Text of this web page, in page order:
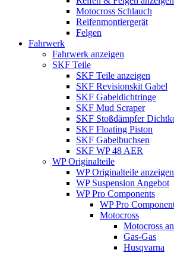
Motocross Schlauch
Reifenmontiergerät
Felgen
Fahrwerk
Fahrwerk anzeigen
SKF Teile
SKF Teile anzeigen
SKF Revisionskit Gabel
SKF Gabeldichtringe
SKF Mud Scraper
SKF Stoßdämpfer
SKF Floating Piston
SKF Gabelbuchsen
SKF WP 48 AER
WP Originalteile
WP Originalteile anzeigen
WP Suspension Angebot
WP Pro Components
WP Pro
Motocross
Motocross
Gas-Gas
Husqvarna